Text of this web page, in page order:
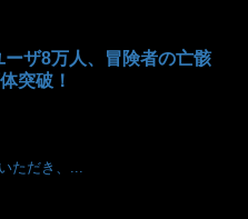
ーザ8万人、冒険者の亡骸
突破！
ただき、...